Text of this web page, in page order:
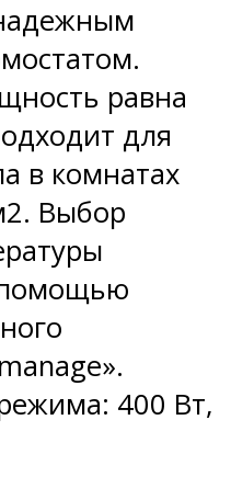
равна
для
в комнатах
Выбор
помощью
400 Вт,